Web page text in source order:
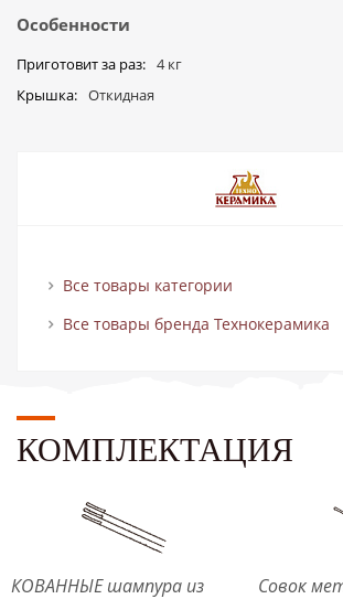
Особенности
Приготовит за раз
4 кг
Крышка
Откидная
Все товары категории
Все товары бренда Технокерамика
КОМПЛЕКТАЦИЯ
КОВАННЫЕ шампура из
Совок